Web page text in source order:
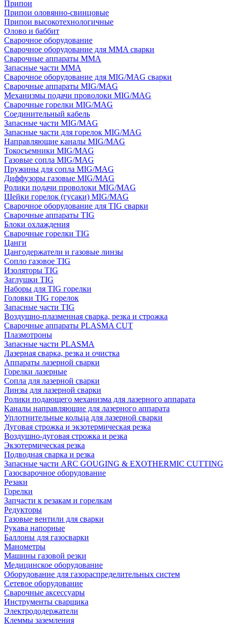
Припои
Припои оловянно-свинцовые
Припои высокотехнологичные
Олово и баббит
Сварочное оборудование
Сварочное оборудование для MMA сварки
Сварочные аппараты MMA
Запасные части MMA
Сварочное оборудование для MIG/MAG сварки
Сварочные аппараты MIG/MAG
Механизмы подачи проволоки MIG/MAG
Сварочные горелки MIG/MAG
Соединительный кабель
Запасные части MIG/MAG
Запасные части для горелок MIG/MAG
Направляющие каналы MIG/MAG
Токосъемники MIG/MAG
Газовые сопла MIG/MAG
Пружины для сопла MIG/MAG
Диффузоры газовые MIG/MAG
Ролики подачи проволоки MIG/MAG
Шейки горелок (гусаки) MIG/MAG
Сварочное оборудование для TIG сварки
Сварочные аппараты TIG
Блоки охлаждения
Сварочные горелки TIG
Цанги
Цангодержатели и газовые линзы
Сопло газовое TIG
Изоляторы TIG
Заглушки TIG
Наборы для TIG горелки
Головки TIG горелок
Запасные части TIG
Воздушно-плазменная сварка, резка и строжка
Сварочные аппараты PLASMA CUT
Плазмотроны
Запасные части PLASMA
Лазерная сварка, резка и очистка
Аппараты лазерной сварки
Горелки лазерные
Сопла для лазерной сварки
Линзы для лазерной сварки
Ролики подающего механизма для лазерного аппарата
Каналы направляющие для лазерного аппарата
Уплотнительные кольца для лазерной сварки
Дуговая строжка и экзотермическая резка
Воздушно-дуговая строжка и резка
Экзотермическая резка
Подводная сварка и резка
Запасные части ARC GOUGING & EXOTHERMIC CUTTING
Газосварочное оборудование
Резаки
Горелки
Запчасти к резакам и горелкам
Редукторы
Газовые вентили для сварки
Рукава напорные
Баллоны для газосварки
Манометры
Машины газовой резки
Медицинское оборудование
Оборудование для газораспределительных систем
Сетевое оборудование
Сварочные аксессуары
Инструменты сварщика
Электрододержатели
Клеммы заземления